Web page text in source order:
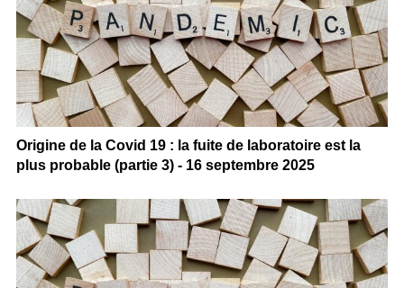
Origine de la Covid 19 : la fuite de laboratoire est la
plus probable (partie 3) - 16 septembre 2025